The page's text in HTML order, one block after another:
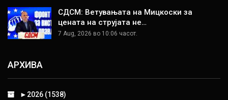
СДСМ: Ветувањата на Мицкоски за
цената на струјата не…
7 Aug, 2026 во 10:06 часот.
АРХИВА
► 2026 (1538)